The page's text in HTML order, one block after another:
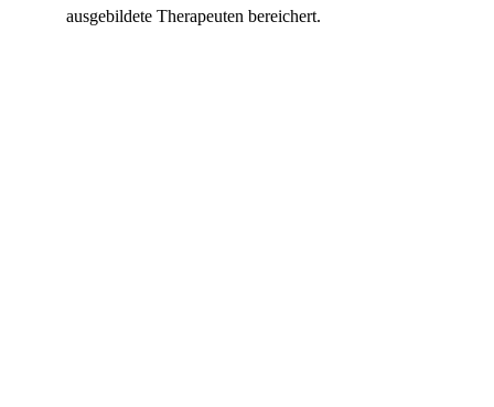
ausgebildete Therapeuten bereichert.